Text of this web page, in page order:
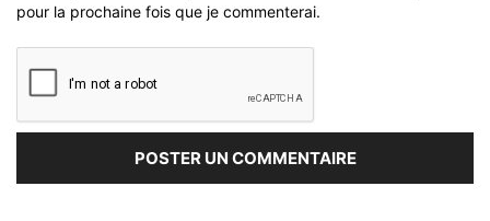
pour la prochaine fois que je commenterai.